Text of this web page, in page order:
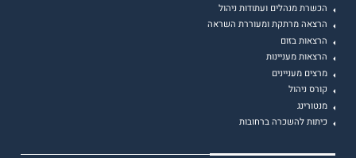
הכשרת מנהלים ועתודות ניהול
הרצאה מרתקת ומעוררת השראה
הרצאות בזום
הרצאות מעניינות
מרצים מעניינים
קורס ניהול
מנטורינג
כיתות להשכרה ברחובות